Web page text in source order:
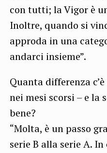
con tutti; la Vigor è
Inoltre, quando si
approda in una
andarci insieme”.
Quanta differenza
nei mesi scorsi – e la
bene?
“Molta, è un passo
serie B alla serie A.